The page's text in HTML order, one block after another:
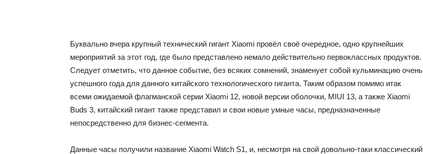
Буквально вчера крупный технический гигант Xiaomi провёл своё очередное, одно крупнейших
мероприятий за этот год, где было представлено немало действительно первоклассных продуктов.
Следует отметить, что данное событие, без всяких сомнений, знаменует собой кульминацию очень
успешного года для данного китайского технологического гиганта. Таким образом помимо итак
всеми ожидаемой флагманской серии Xiaomi 12, новой версии оболочки, MIUI 13, а также Xiaomi
Buds 3, китайский гигант также представил и свои новые умные часы, предназначенные
непосредственно для бизнес-сегмента.
Данные часы получили название Xiaomi Watch S1, и, несмотря на свой довольно-таки классический